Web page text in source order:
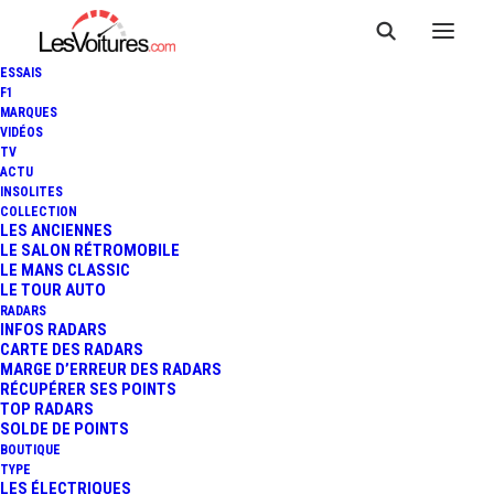
ESSAIS
F1
MARQUES
VIDÉOS
TV
ACTU
INSOLITES
COLLECTION
LES ANCIENNES
LE SALON RÉTROMOBILE
LE MANS CLASSIC
LE TOUR AUTO
RADARS
INFOS RADARS
CARTE DES RADARS
MARGE D’ERREUR DES RADARS
RÉCUPÉRER SES POINTS
TOP RADARS
SOLDE DE POINTS
BOUTIQUE
TYPE
LES ÉLECTRIQUES
28 juin 2013
OPEL ASTRA : LE